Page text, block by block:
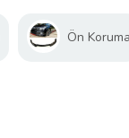
Ön Koruma